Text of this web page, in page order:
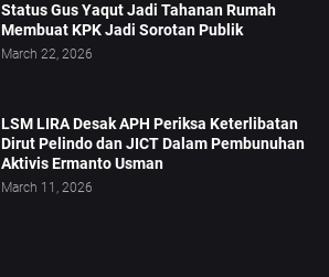
Status Gus Yaqut Jadi Tahanan Rumah
Membuat KPK Jadi Sorotan Publik
March 22, 2026
LSM LIRA Desak APH Periksa Keterlibatan
Dirut Pelindo dan JICT Dalam Pembunuhan
Aktivis Ermanto Usman
March 11, 2026